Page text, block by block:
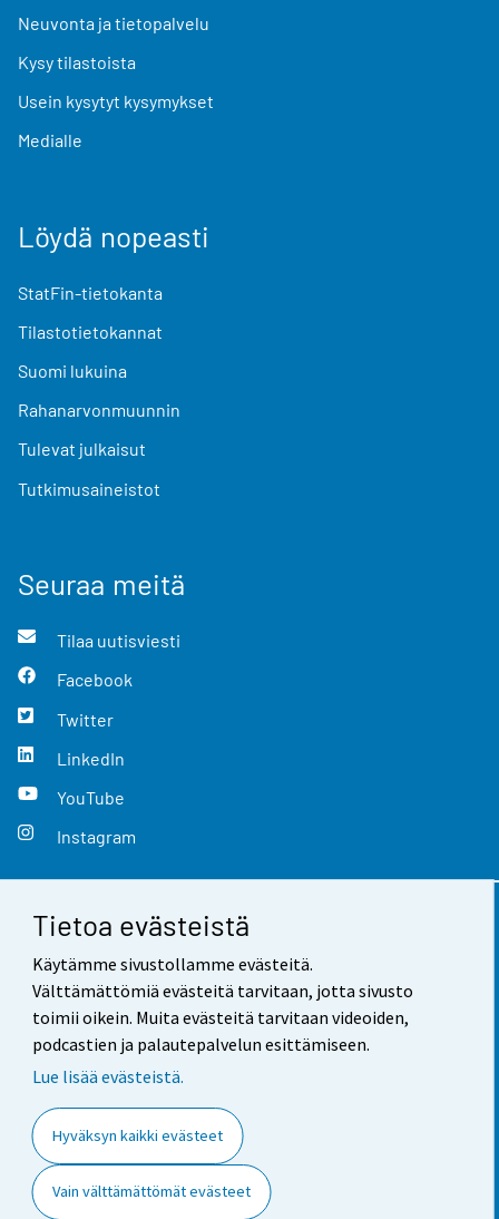
Tietoa evästeistä
Käytämme sivustollamme evästeitä.
Välttämättömiä evästeitä tarvitaan, jotta sivusto
toimii oikein. Muita evästeitä tarvitaan videoiden,
podcastien ja palautepalvelun esittämiseen.
Lue lisää evästeistä.
Hyväksyn kaikki evästeet
Vain välttämättömät evästeet
Neuvonta ja tietopalvelu
Kysy tilastoista
Usein kysytyt kysymykset
Medialle
Löydä nopeasti
StatFin-tietokanta
Tilastotietokannat
Suomi lukuina
Rahanarvonmuunnin
Tulevat julkaisut
Tutkimusaineistot
Seuraa meitä
Tilaa uutisviesti
Facebook
Twitter
LinkedIn
YouTube
Instagram
Yhteystiedot
Palaute
Käyttöehdot
Saavutettavuus
Tietoa sivustosta
Evästeasetukset